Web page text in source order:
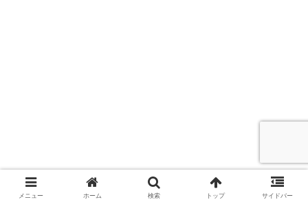
メニュー ホーム 検索 トップ サイドバー